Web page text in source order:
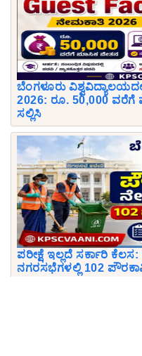
ಬೆಂಗಳೂರು
2026: ರೂ. 50,000
ಸಲ್ಲಿಸಿ
ಪರೀಕ್ಷೆ ಇಲ್ಲದೆ ಸರ್ಕಾರಿ
ನಗರಸಭೆಗಳಲ್ಲಿ 102